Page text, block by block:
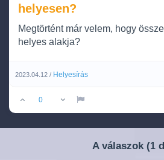
helyesen?
Megtörtént már velem, hogy
helyes alakja?
2023.04.12 / Helyesírás
0
A válaszok (1